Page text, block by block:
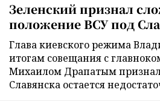
Зеленский признал
положение ВСУ под
Глава киевского режима
итогам совещания с
Михаилом Драпатым
Славянска остается